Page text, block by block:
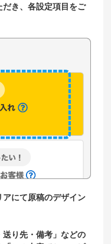
き、各設定項目をご
アにて原稿のデザイン
送り先・備考」などの